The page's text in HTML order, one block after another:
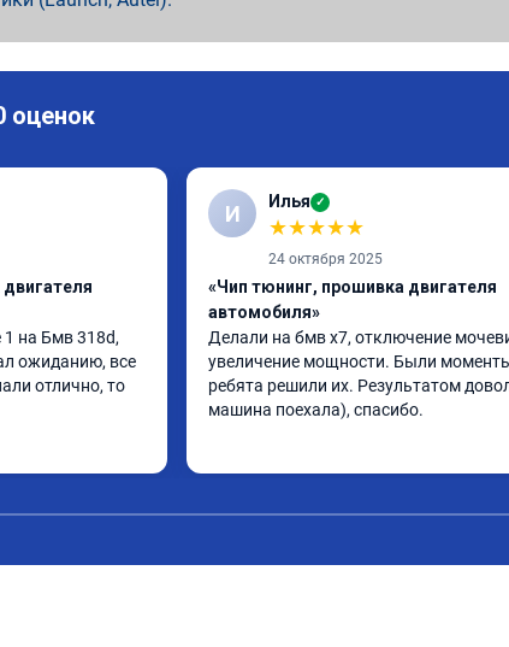
оценок
на Бмв 318d,
ожиданию, все
отлично, то
И Илья ✓
★★★★★
24 октября 2025
«Чип тюнинг, прошивка двигателя
автомобиля»
Делали на бмв х7, отключение
увеличение мощности. Были
ребята решили их. Результатом
машина поехала), спасибо.